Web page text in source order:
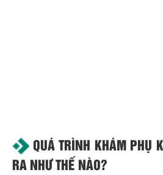
QUÁ TRÌNH KHÁM PHỤ
RA NHƯ THẾ NÀO?